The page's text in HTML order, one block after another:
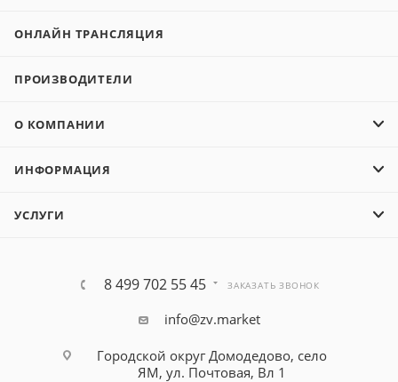
ОНЛАЙН ТРАНСЛЯЦИЯ
ПРОИЗВОДИТЕЛИ
О КОМПАНИИ
ИНФОРМАЦИЯ
УСЛУГИ
8 499 702 55 45 ЗАКАЗАТЬ ЗВОНОК
info@zv.market
Городской округ Домодедово, село
ЯМ, ул. Почтовая, Вл 1